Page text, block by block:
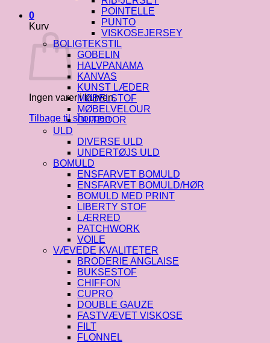
0
Kurv
Ingen varer i kurven.
Tilbage til shoppen
POINTELLE
PUNTO
VISKOSEJERSEY
BOLIGTEKSTIL
GOBELIN
HALVPANAMA
KANVAS
KUNST LÆDER
MØBELSTOF
MØBELVELOUR
OUTDOOR
ULD
DIVERSE ULD
UNDERTØJS ULD
BOMULD
ENSFARVET BOMULD
ENSFARVET BOMULD/HØR
BOMULD MED PRINT
LIBERTY STOF
LÆRRED
PATCHWORK
VOILE
VÆVEDE KVALITETER
BRODERIE ANGLAISE
BUKSESTOF
CHIFFON
CUPRO
DOUBLE GAUZE
FASTVÆVET VISKOSE
FILT
FLONNEL